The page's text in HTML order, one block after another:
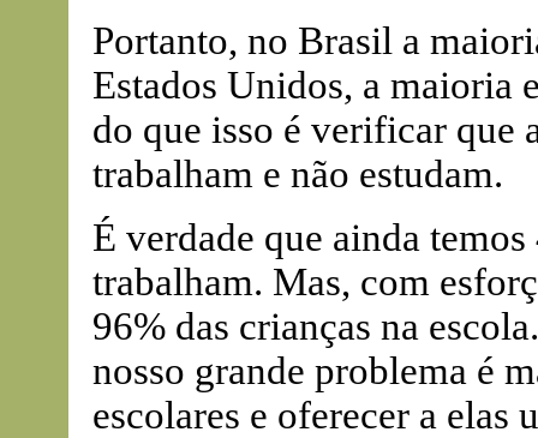
Portanto, no Brasil a
Estados Unidos, a maioria
do que isso é verificar que
trabalham e não estudam.
É verdade que ainda
trabalham. Mas, com
96% das crianças na
nosso grande problema é
escolares e oferecer a elas